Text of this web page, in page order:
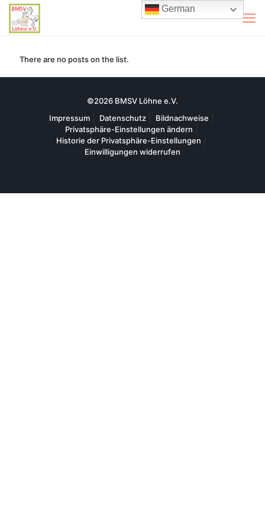
There are no posts on the list.
©2026 BMSV Löhne e.V.
Impressum
Datenschutz
Bildnachweise
Privatsphäre-Einstellungen ändern
Historie der Privatsphäre-Einstellungen
Einwilligungen widerrufen
German